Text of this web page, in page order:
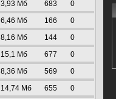
3,93 Mб 683 0
6,46 Mб 166 0
8,16 Mб 144 0
15,1 Mб 677 0
8,36 Mб 569 0
14,74 Mб 655 0